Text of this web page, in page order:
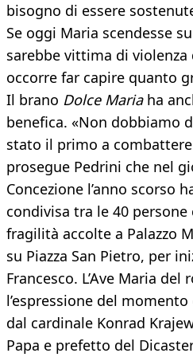
bisogno di essere
Se oggi Maria scendesse
sarebbe vittima di
occorre far capire quanto
Il brano Dolce Mariaha
benefica. «Non dobbiamo
stato il primo a
prosegue Pedrini che nel
Concezione l’anno scorso
condivisa tra le 40
fragilità accolte a Palazzo
su Piazza San Pietro, per
Francesco. L’Ave Maria del
l’espressione del
dal cardinale Konrad
Papa e prefetto del